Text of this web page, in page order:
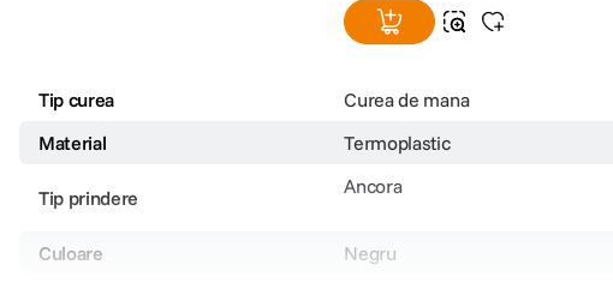
Tip curea Curea de mana
Material
Termoplastic
Tip prindere Ancora
Culoare Negru